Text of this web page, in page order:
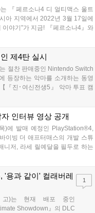
『페르소나4 디 얼티맥스 울트
아 지역에서 2022년 3월 17일에
야기”가 지금! 『페르소나4』와
거운 배틀을 펼치는 2D 대전 격
제4탄 실시
절찬 판매중인 Nintendo Switch
등장하는 악마를 소개하는 동영
『진･여신전생5』 악마 투표 캠
번 악마 투표 캠페인 제4탄은 세
인터뷰 영상 공개
)에 발매 예정인 PlayStation®4,
이빙 더 애프터매스의 개발 스튜
니저, 라세 릴예달을 필두로 하는
확인할 수 있는 영상을 공개했
'용과 같이' 컬래버레
고)는 현재 배포 중인
Showdown』의 DLC
1